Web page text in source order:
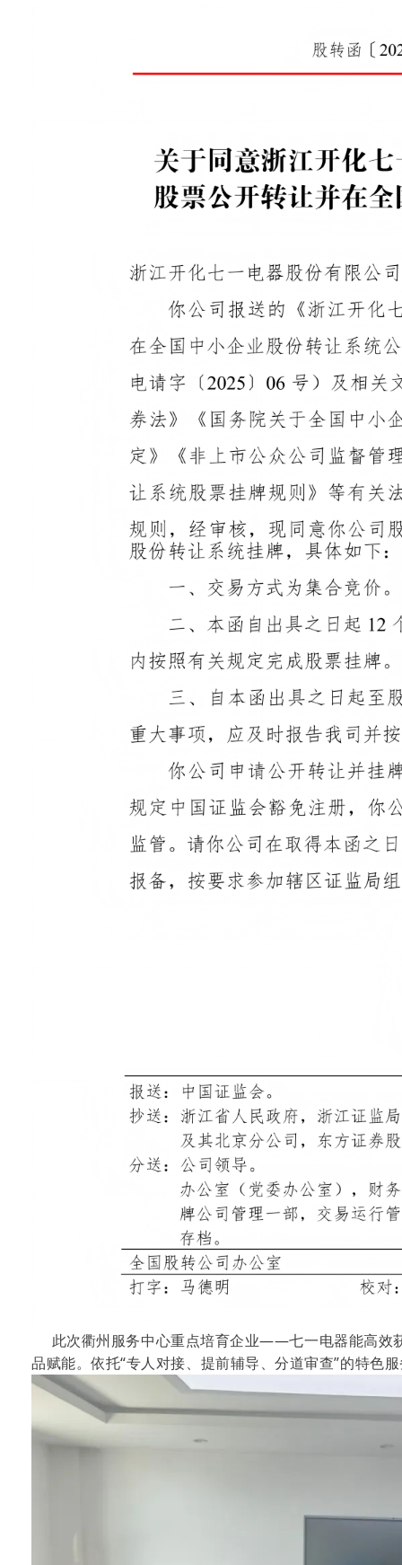
此次衢州服务中心重点培育企业——七一电器能高效
品赋能。依托“专人对接、提前辅导、分道审查”的特色